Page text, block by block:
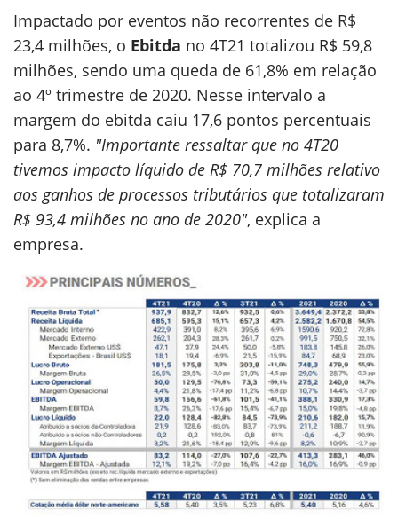
Impactado por eventos não recorrentes de R$
23,4 milhões, o Ebitda no 4T21 totalizou R$ 59,8
milhões, sendo uma queda de 61,8% em relação
ao 4º trimestre de 2020. Nesse intervalo a
margem do ebitda caiu 17,6 pontos percentuais
para 8,7%. "Importante ressaltar que no 4T20
tivemos impacto líquido de R$ 70,7 milhões relativo
aos ganhos de processos tributários que totalizaram
R$ 93,4 milhões no ano de 2020", explica a
empresa.